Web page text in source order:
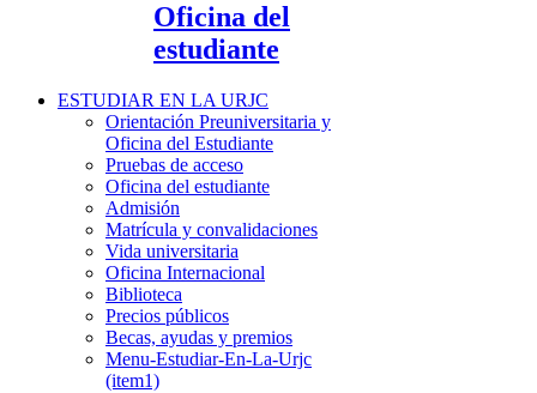
Oficina del
estudiante
ESTUDIAR EN LA URJC
Orientación Preuniversitaria y
Oficina del Estudiante
Pruebas de acceso
Oficina del estudiante
Admisión
Matrícula y convalidaciones
Vida universitaria
Oficina Internacional
Biblioteca
Precios públicos
Becas, ayudas y premios
Menu-Estudiar-En-La-Urjc
(item1)